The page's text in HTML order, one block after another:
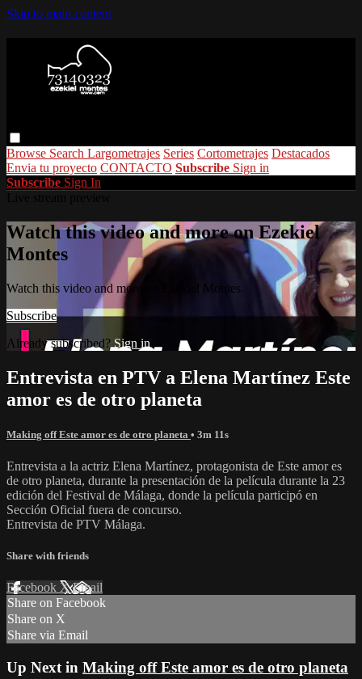
Skip to main content
Browse Search Largometrajes Series Cortometrajes Destacados
Envia tu proyecto CONTACTO Subscribe Sign in
Subscribe Sign In
Watch this video and more on Ezekiel
Montes
Watch this video and more on Ezekiel Montes
Subscribe
Already subscribed?Sign in
Entrevista en PTV a Elena Martínez Este
amor es de otro planeta
Making off Este amor es de otro planeta • 3m 11s
Entrevista a la actriz Elena Martínez, protagonista de Este amor es
de otro planeta, durante la presentación de la película durante la 23
edición del Festival de Málaga, donde la película participó en
Sección Oficial fuera de concurso.
Entrevista de PTV Málaga.
Share with friends
Facebook XEmail
Share on Facebook
Share on X
Share via Email
Up Next in Making off Este amor es de otro planeta